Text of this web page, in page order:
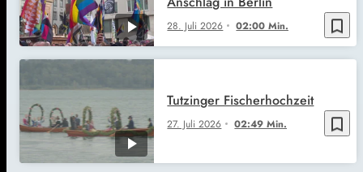
bookmark_border
28. Juli 2026 02:00 Min.
bookmark_border
27. Juli 2026 02:49 Min.
Tutzinger Fischerhochzeit